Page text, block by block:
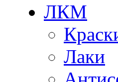
ЛКМ
Лаки